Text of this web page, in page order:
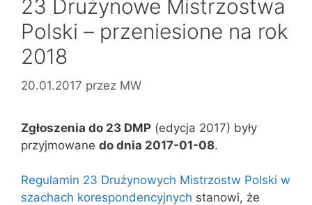
23 Drużynowe Mistrzostwa
Polski – przeniesione na rok
2018
20.01.2017 przez MW
Zgłoszenia do 23 DMP (edycja 2017) były
przyjmowane do dnia 2017-01-08.
Regulamin 23 Drużynowych Mistrzostw Polski w
szachach korespondencyjnych stanowi, że